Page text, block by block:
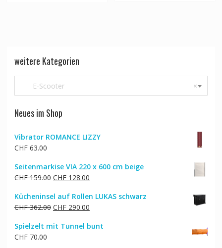
weitere Kategorien
×
E-Scooter
Neues im Shop
Vibrator ROMANCE LIZZY
CHF63.00
Seitenmarkise VIA 220 x 600 cm beige
CHF159.00 Ursprünglicher
war:
CHF 159.00
CHF128.00Aktueller
ist:
CHF 128.00.
Kücheninsel auf Rollen LUKAS schwarz
CHF362.00 Ursprünglicher
war:
CHF290.00Aktueller
ist:
Spielzelt mit Tunnel bunt
CHF70.00